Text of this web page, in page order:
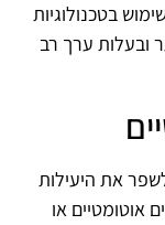
בטכנולוגיות
ובעלות ערך רב
את היעילות
אוטומטיים או